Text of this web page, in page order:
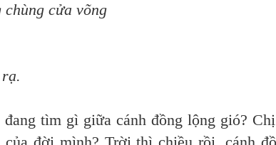
cửa võng
tìm gì giữa cánh đồng lộng gió?